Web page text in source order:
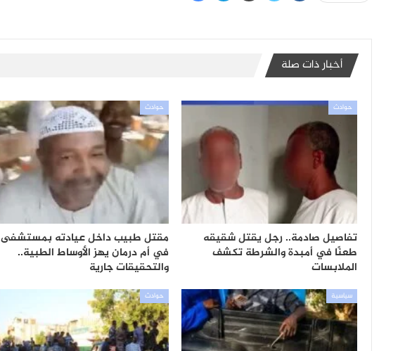
أخبار ذات صلة
حوادث
تفاصيل صادمة.. رجل يقتل شقيقه
طعنًا في أمبدة والشرطة تكشف
الملابسات
حوادث
مقتل طبيب داخل عيادته بمستشفى
في أم درمان يهز الأوساط الطبية..
والتحقيقات جارية
سياسية حوادث